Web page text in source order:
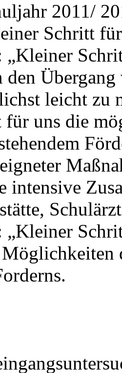
2011/
Schritt
„Kleiner
leicht zu
für uns die
intensive
„Kleiner